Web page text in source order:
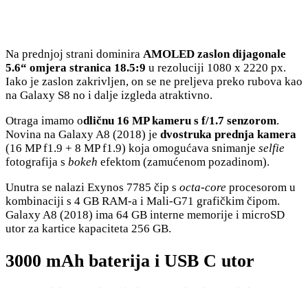
Na prednjoj strani dominira AMOLED zaslon dijagonale
5.6“ omjera stranica 18.5:9 u rezoluciji 1080 x 2220 px.
Iako je zaslon zakrivljen, on se ne preljeva preko rubova kao
na Galaxy S8 no i dalje izgleda atraktivno.
Otraga imamo odličnu 16 MP kameru s f/1.7 senzorom.
Novina na Galaxy A8 (2018) je dvostruka prednja kamera
(16 MP f1.9 + 8 MP f1.9) koja omogućava snimanje selfie
fotografija s bokeh efektom (zamućenom pozadinom).
Unutra se nalazi Exynos 7785 čip s octa-core procesorom u
kombinaciji s 4 GB RAM-a i Mali-G71 grafičkim čipom.
Galaxy A8 (2018) ima 64 GB interne memorije i microSD
utor za kartice kapaciteta 256 GB.
3000 mAh baterija i USB C utor